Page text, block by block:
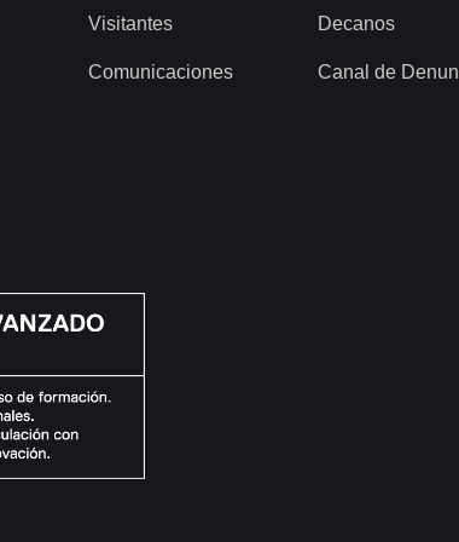
Visitantes
Comunicaciones
Decanos
Canal de